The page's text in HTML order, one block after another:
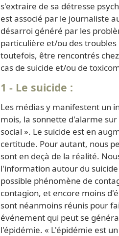
s'extraire de sa détresse
est associé par le journaliste
désarroi généré par les
particulière et/ou des
toutefois, être rencontrés
cas de suicide et/ou de
1 - Le suicide :
Les médias y manifestent un
mois, la sonnette d'alarme
social ». Le suicide est en
certitude. Pour autant, nous
sont en deçà de la réalité.
l'information autour du
possible phénomène de
contagion, et encore moins
sont néanmoins réunis pour
événement qui peut se
l'épidémie. « L'épidémie est